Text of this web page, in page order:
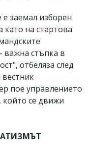
заемал изборен
като на стартова
важна стъпка в
отбеляза след
пое управлението
който се движи